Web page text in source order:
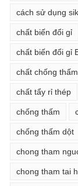
cách sử dụng sik
chất biến đổi gỉ
chất biến đổi gỉ
chất chống
chất tẩy rỉ thép
chống thấm
chống thấm dột
chong tham
chong tham tai